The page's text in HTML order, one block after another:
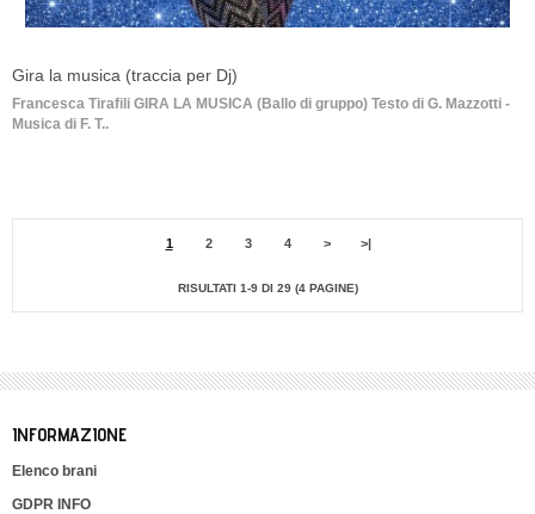
Gira la musica (traccia per Dj)
Francesca Tirafili GIRA LA MUSICA (Ballo di gruppo) Testo di G. Mazzotti -
Musica di F. T..
1 2 3 4 > >|
RISULTATI 1-9 DI 29 (4 PAGINE)
INFORMAZIONE
Elenco brani
GDPR INFO